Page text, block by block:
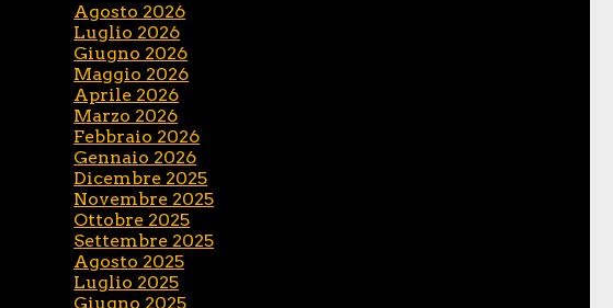
Agosto 2026
Luglio 2026
Giugno 2026
Maggio 2026
Aprile 2026
Marzo 2026
Febbraio 2026
Gennaio 2026
Dicembre 2025
Novembre 2025
Ottobre 2025
Settembre 2025
Agosto 2025
Luglio 2025
Giugno 2025